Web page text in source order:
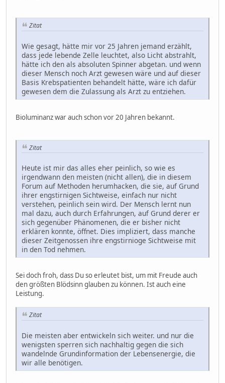
Zitat
Wie gesagt, hätte mir vor 25 Jahren jemand erzählt,
dass jede lebende Zelle leuchtet, also Licht abstrahlt,
hätte ich den als absoluten Spinner abgetan. und wenn
dieser Mensch noch Arzt gewesen wäre und auf dieser
Basis Krebspatienten behandelt hätte, wäre ich dafür
gewesen dem die Zulassung als Arzt zu entziehen.
Bioluminanz war auch schon vor 20 Jahren bekannt.
Zitat
Heute ist mir das alles eher peinlich, so wie es
irgendwann den meisten (nicht allen), die in diesem
Forum auf Methoden herumhacken, die sie, auf Grund
ihrer engstirnigen Sichtweise, einfach nur nicht
verstehen, peinlich sein wird. Der Mensch lernt nun
mal dazu, auch durch Erfahrungen, auf Grund derer er
sich gegenüber Phänomenen, die er bisher nicht
erklären konnte, öffnet. Dies impliziert, dass manche
dieser Zeitgenossen ihre engstirnioge Sichtweise mit
in den Tod nehmen.
Sei doch froh, dass Du so erleutet bist, um mit Freude auch
den größten Blödsinn glauben zu können. Ist auch eine
Leistung.
Zitat
Die meisten aber entwickeln sich weiter. und nur die
wenigsten sperren sich nachhaltig gegen die sich
wandelnde Grundinformation der Lebensenergie, die
wir alle benötigen.